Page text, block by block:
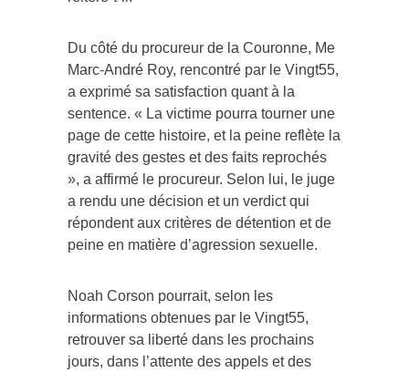
Du côté du procureur de la Couronne, Me
Marc-André Roy, rencontré par le Vingt55,
a exprimé sa satisfaction quant à la
sentence. « La victime pourra tourner une
page de cette histoire, et la peine reflète la
gravité des gestes et des faits reprochés
», a affirmé le procureur. Selon lui, le juge
a rendu une décision et un verdict qui
répondent aux critères de détention et de
peine en matière d’agression sexuelle.
Noah Corson pourrait, selon les
informations obtenues par le Vingt55,
retrouver sa liberté dans les prochains
jours, dans l’attente des appels et des